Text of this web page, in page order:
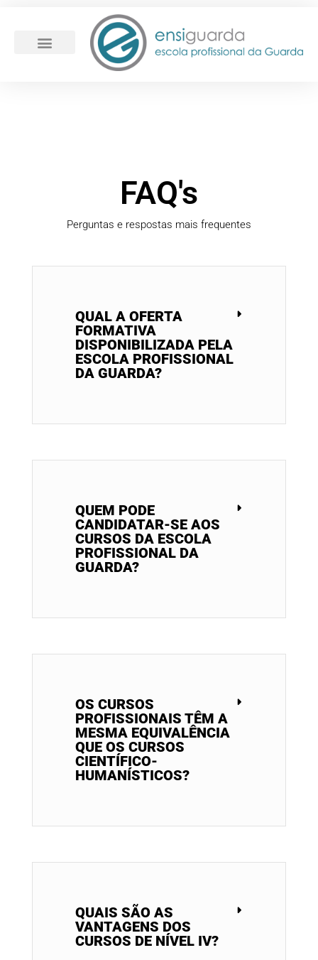
FAQ's
Perguntas e respostas mais frequentes
QUAL A OFERTA
FORMATIVA
DISPONIBILIZADA PELA
ESCOLA PROFISSIONAL
DA GUARDA?
QUEM PODE
CANDIDATAR-SE AOS
CURSOS DA ESCOLA
PROFISSIONAL DA
GUARDA?
OS CURSOS
PROFISSIONAIS TÊM A
MESMA EQUIVALÊNCIA
QUE OS CURSOS
CIENTÍFICO-
HUMANÍSTICOS?
QUAIS SÃO AS
VANTAGENS DOS
CURSOS DE NÍVEL IV?